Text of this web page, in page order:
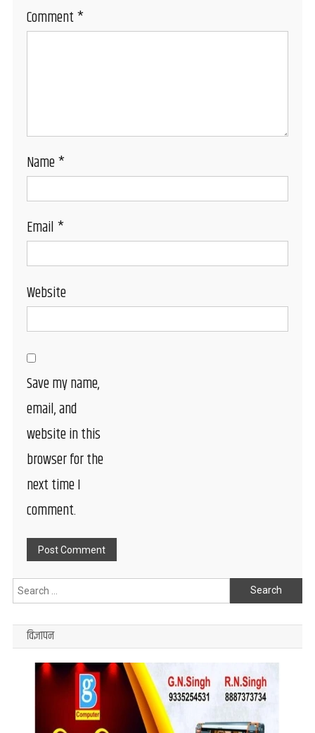
Comment*
Name*
Email*
Website
Save my name,
email, and
website in this
browser for the
next time I
comment.
Search
for:
विज्ञापन